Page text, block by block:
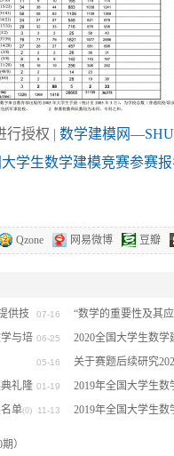
行授权 | 数学建模网
大学生数学建模竞赛参赛
Qzone 网易微博 豆瓣
07-16
供技
“数学的重要性及其
06-25
与培
2020全国大学生数
05-16 关于赛题后续研究
(0)
01-19
礼隆
2019年全国大学生
流会在珠海成功举行
11-13
单(0) 2019年全国大学生
）